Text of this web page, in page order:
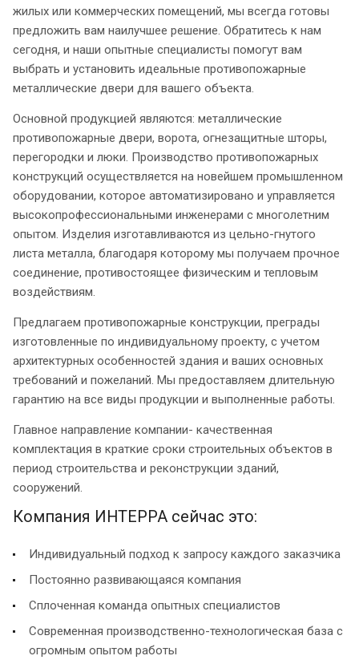
жилых или коммерческих помещений, мы всегда готовы
предложить вам наилучшее решение. Обратитесь к нам
сегодня, и наши опытные специалисты помогут вам
выбрать и установить идеальные противопожарные
металлические двери для вашего объекта.
Основной продукцией являются: металлические
противопожарные двери, ворота, огнезащитные шторы,
перегородки и люки. Производство противопожарных
конструкций осуществляется на новейшем промышленном
оборудовании, которое автоматизировано и управляется
высокопрофессиональными инженерами с многолетним
опытом. Изделия изготавливаются из цельно-гнутого
листа металла, благодаря которому мы получаем прочное
соединение, противостоящее физическим и тепловым
воздействиям.
Предлагаем противопожарные конструкции, преграды
изготовленные по индивидуальному проекту, с учетом
архитектурных особенностей здания и ваших основных
требований и пожеланий. Мы предоставляем длительную
гарантию на все виды продукции и выполненные работы.
Главное направление компании- качественная
комплектация в краткие сроки строительных объектов в
период строительства и реконструкции зданий,
сооружений.
Компания ИНТЕРРА сейчас это:
Индивидуальный подход к запросу каждого заказчика
Постоянно развивающаяся компания
Сплоченная команда опытных специалистов
Современная производственно-технологическая база с
огромным опытом работы